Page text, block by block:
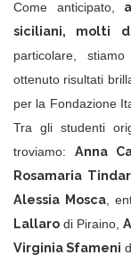
Come anticipato,
siciliani, molti
particolare,
ottenuto risultati
per la Fondazione
Tra gli studenti
troviamo:Anna
Rosamaria
Alessia Mosca,
Lallaro di Piraino,
Virginia Sfameni